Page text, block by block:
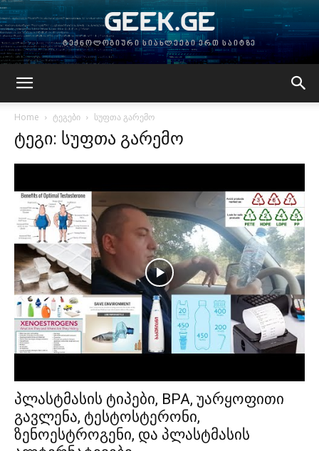
GEEK.GE
ტექნოლოგიური სიახლეები ერთ საიტზე
Home ტეგები სუფთა გარემო
ტეგი: სუფთა გარემო
პლასტმასის ტიპები, BPA, უარყოფითი
გავლენა, ტესტოსტერონი,
ზენოესტროგენი, და პლასტმასის